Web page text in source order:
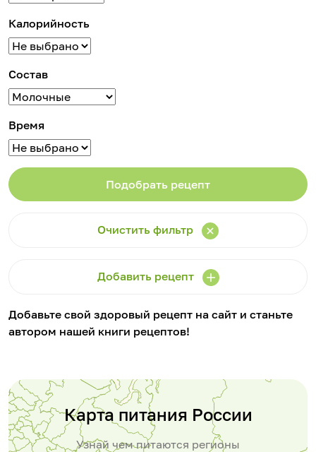
Калорийность
Состав
Время
Добавьте свой здоровый рецепт на сайт и станьте
автором нашей книги рецептов!
Добавить рецепт
Очистить фильтр
Карта питания России
Узнай чем питаются регионы